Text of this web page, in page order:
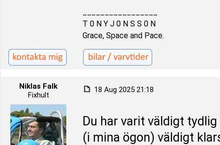
T 0 N Y J 0 N S S 0 N
Grace, Space and Pace.
Niklas Falk
Fixhult
18 Aug 2025 21:18
Du har varit väldigt
(i mina ögon) väldigt